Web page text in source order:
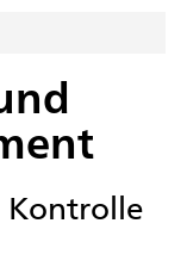
Kontrolle